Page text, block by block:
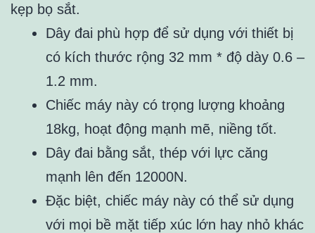
kẹp bọ sắt.
Dây đai phù hợp để sử dụng với thiết bị
có kích thước rộng 32 mm * độ dày 0.6 –
1.2 mm.
Chiếc máy này có trọng lượng khoảng
18kg, hoạt động mạnh mẽ, niềng tốt.
Dây đai bằng sắt, thép với lực căng
mạnh lên đến 12000N.
Đặc biệt, chiếc máy này có thể sử dụng
với mọi bề mặt tiếp xúc lớn hay nhỏ khác